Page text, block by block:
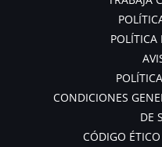
POLÍTICA
CONDICIONES
DE
CÓDIGO